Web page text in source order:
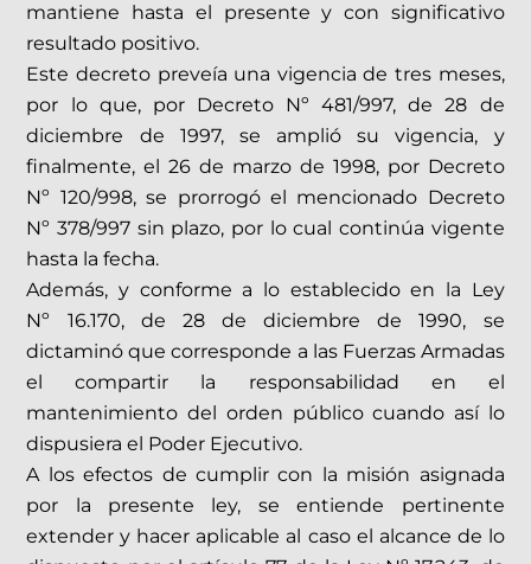
mantiene hasta el presente y con significativo
resultado positivo.
Este decreto preveía una vigencia de tres meses,
por lo que, por Decreto Nº 481/997, de 28 de
diciembre de 1997, se amplió su vigencia, y
finalmente, el 26 de marzo de 1998, por Decreto
Nº 120/998, se prorrogó el mencionado Decreto
Nº 378/997 sin plazo, por lo cual continúa vigente
hasta la fecha.
Además, y conforme a lo establecido en la Ley
Nº 16.170, de 28 de diciembre de 1990, se
dictaminó que corresponde a las Fuerzas Armadas
el compartir la responsabilidad en el
mantenimiento del orden público cuando así lo
dispusiera el Poder Ejecutivo.
A los efectos de cumplir con la misión asignada
por la presente ley, se entiende pertinente
extender y hacer aplicable al caso el alcance de lo